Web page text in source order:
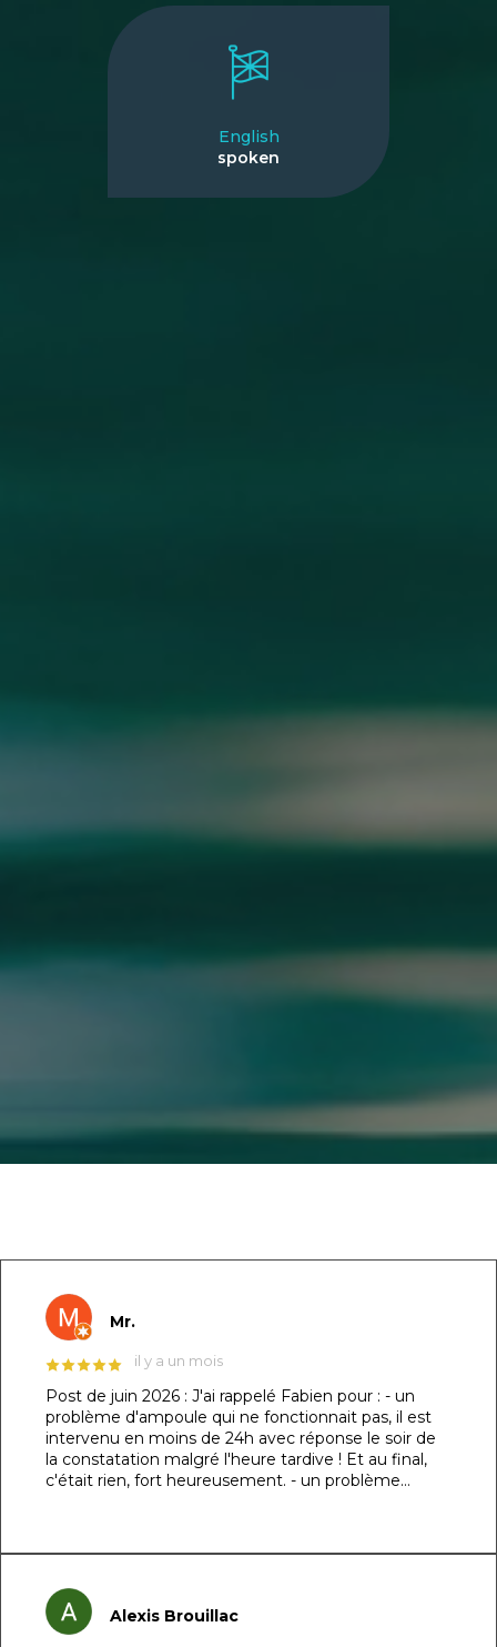
English
spoken
Mr.
il y a un mois
Post de juin 2026 : J'ai rappelé Fabien pour : - un
problème d'ampoule qui ne fonctionnait pas, il est
intervenu en moins de 24h avec réponse le soir de
la constatation malgré l'heure tardive ! Et au final,
c'était rien, fort heureusement. - un problème
ma place et son professionnalisme. Au top !!! Post
original de mars 2026 : ​Un immense merci à Fabien
et son équipe pour la réalisation de ma piscine
Alexis Brouillac